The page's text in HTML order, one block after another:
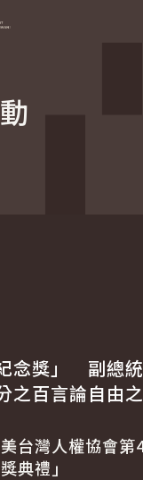
念獎」 副總
之百言論自由
台灣人權協會第
典禮」